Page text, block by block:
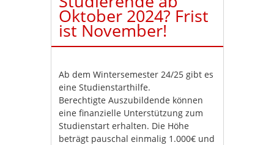
Oktober 2024? Frist
ist November!
Ab dem Wintersemester 24/25 gibt es
eine Studienstarthilfe.
Berechtigte Auszubildende können
eine finanzielle Unterstützung zum
Studienstart erhalten. Die Höhe
beträgt pauschal einmalig 1.000€ und